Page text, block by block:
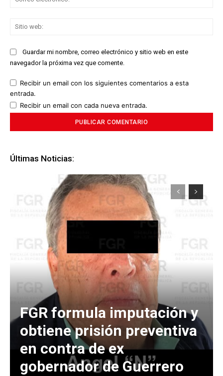
Guardar mi nombre, correo electrónico y sitio web en este
navegador la próxima vez que comente.
Recibir un email con los siguientes comentarios a esta
entrada.
Recibir un email con cada nueva entrada.
Últimas Noticias:
FGR formula imputación y
obtiene prisión preventiva
en contra de ex
gobernador de Guerrero